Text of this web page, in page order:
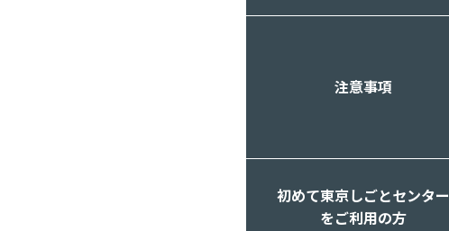
注意事項
初めて東京しごとセンター
をご利用の方